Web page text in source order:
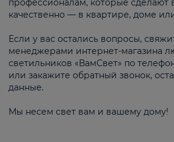
профессионалам, которые сделают
качественно — в квартире, доме
Если у вас остались вопросы,
менеджерами интернет-магазина
светильников «ВамСвет» по
или закажите обратный звонок,
данные.
Мы несем свет вам и вашему дому!